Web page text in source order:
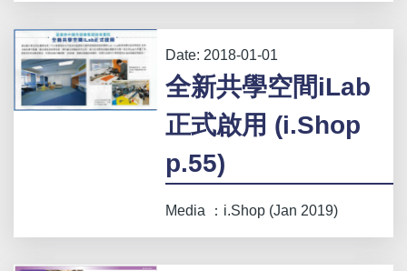
Date: 2018-01-01
全新共學空間iLab
正式啟用 (i.Shop
p.55)
Media ：i.Shop (Jan 2019)